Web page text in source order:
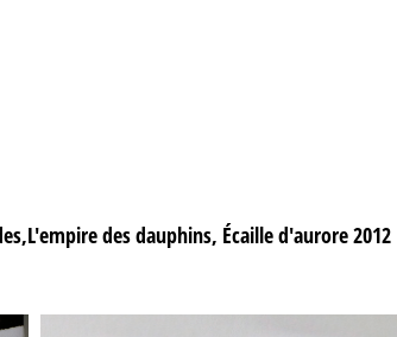
des dauphins, Écaille d'aurore2012